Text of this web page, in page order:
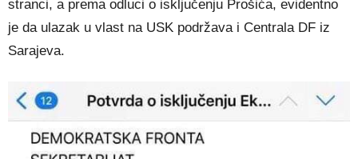
stranci, a prema odluci o isključenju Prošića, evidentno
je da ulazak u vlast na USK podržava i Centrala DF iz
Sarajeva.